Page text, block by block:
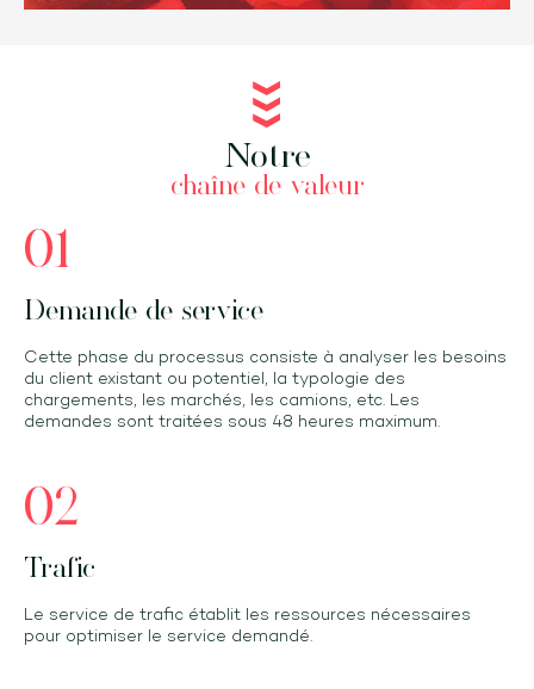
Notre
chaîne de valeur
01
Demande de service
Cette phase du processus consiste à analyser les besoins
du client existant ou potentiel, la typologie des
chargements, les marchés, les camions, etc. Les
demandes sont traitées sous 48 heures maximum.
02
Trafic
Le service de trafic établit les ressources nécessaires
pour optimiser le service demandé.